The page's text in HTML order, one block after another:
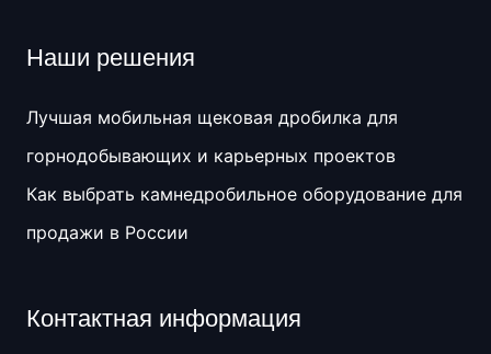
Наши решения
Лучшая мобильная щековая дробилка для
горнодобывающих и карьерных проектов
Как выбрать камнедробильное оборудование для
продажи в России
Контактная информация